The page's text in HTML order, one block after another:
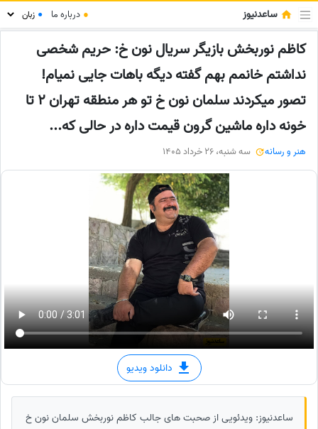
ساعدنیوز ● درباره ما ●
کاظم نوربخش بازیگر سریال نون خ: حریم شخصی
نداشتم خانمم بهم گفته دیگه باهات جایی نمیام!
تصور میکردند سلمان نون خ تو هر منطقه تهران 2 تا
خونه داره ماشین گرون قیمت داره در حالی که...
هنر و رسانه سه شنبه، 26 خرداد 1405
دانلود ویدیو
ساعدنیوز: ویدئویی از صحبت های جالب کاظم نوربخش سلمان نون خ